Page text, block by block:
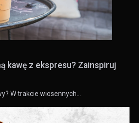
kawę z ekspresu? Zainspiruj
W trakcie wiosennych…